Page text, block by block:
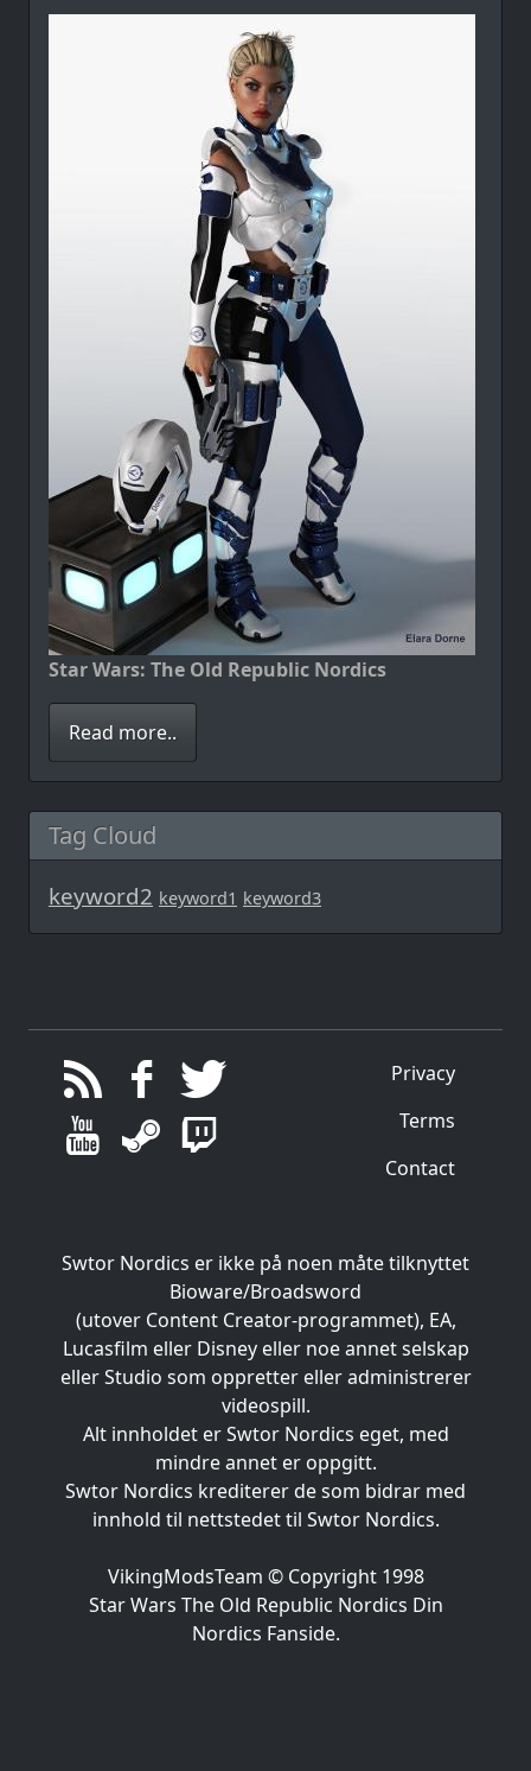
Star Wars: The Old Republic Nordics
Read more..
Tag Cloud
keyword2 keyword1 keyword3
Privacy
Terms
Contact
Swtor Nordics er ikke på noen måte tilknyttet
Bioware/Broadsword
(utover Content Creator-programmet), EA,
Lucasfilm eller Disney eller noe annet selskap
eller Studio som oppretter eller administrerer
videospill.
Alt innholdet er Swtor Nordics eget, med
mindre annet er oppgitt.
Swtor Nordics krediterer de som bidrar med
innhold til nettstedet til Swtor Nordics.
VikingModsTeam © Copyright 1998
Star Wars The Old Republic Nordics Din
Nordics Fanside.